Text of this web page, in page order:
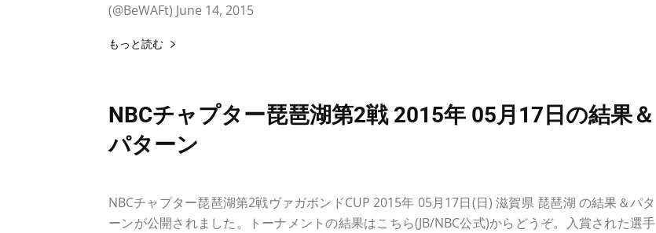
(@BeWAFt) June 14, 2015
もっと読む
NBCチャプター琵琶湖第2戦 2015年 05月17日の結果＆
パターン
2015年5月17日
NBCチャプター琵琶湖第2戦ヴァガボンドCUP 2015年 05月17日(日) 滋賀県 琵琶湖 の結果＆パタ
ーンが公開されました。トーナメントの結果はこちら(JB/NBC公式)からどうぞ。入賞された選手